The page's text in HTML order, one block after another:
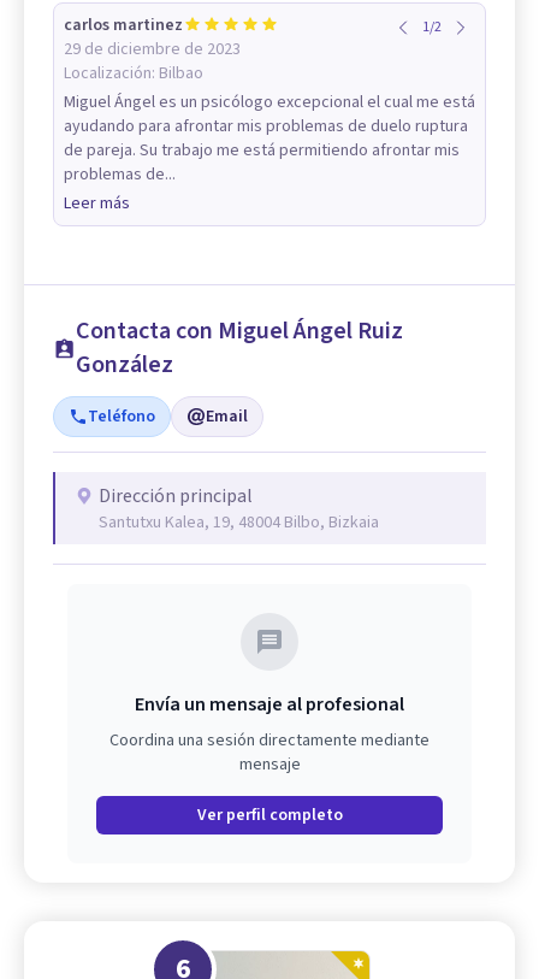
carlos martinez
29 de diciembre de 2023
Localización: Bilbao
1/2
Miguel Ángel es un psicólogo excepcional el cual me está
ayudando para afrontar mis problemas de duelo ruptura
de pareja. Su trabajo me está permitiendo afrontar mis
problemas de...
Leer más
Contacta con Miguel Ángel Ruiz
González
Teléfono Email
Dirección principal
Santutxu Kalea, 19, 48004 Bilbo, Bizkaia
Envía un mensaje al profesional
Coordina una sesión directamente mediante
mensaje
Ver perfil completo
6